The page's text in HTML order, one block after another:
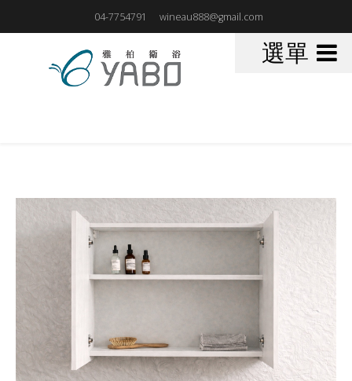
04-7754791 wineau888@gmail.com